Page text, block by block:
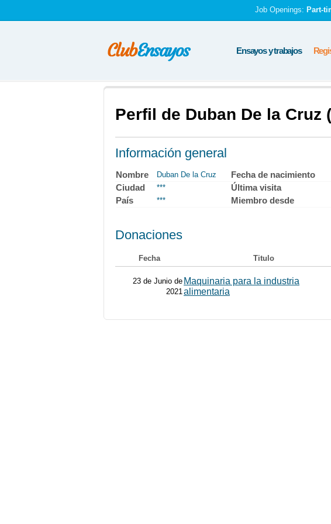
Job Openings: Part-
Ensayos y trabajos
Perfil de Duban De la Cruz
Información general
Nombre Duban De la Cruz Fecha de nacimiento
Ciudad *** Última visita
País *** Miembro desde
Donaciones
Fecha Titulo
23 de Junio de
2021
Maquinaria para la industria
alimentaria